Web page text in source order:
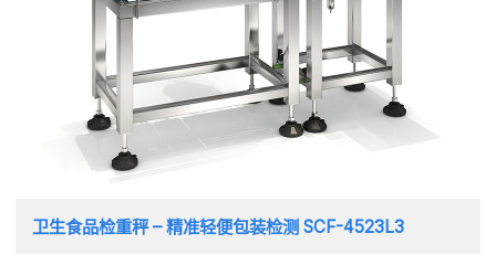
卫生食品检重秤 – 精准轻便包装检测 SCF-4523L3